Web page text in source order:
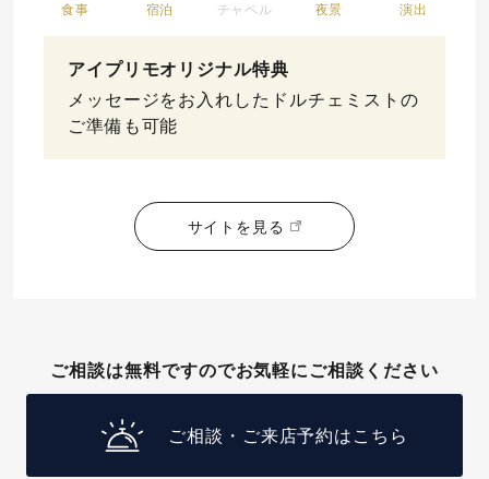
食事 宿泊 チャペル 夜景 演出
アイプリモオリジナル特典
メッセージをお入れしたドルチェミストの
ご準備も可能
サイトを見る
ご相談は無料ですのでお気軽にご相談ください
ご相談・ご来店予約はこちら